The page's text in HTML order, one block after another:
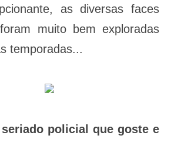
as diversas faces
muito bem exploradas
temporadas...
policial que goste e